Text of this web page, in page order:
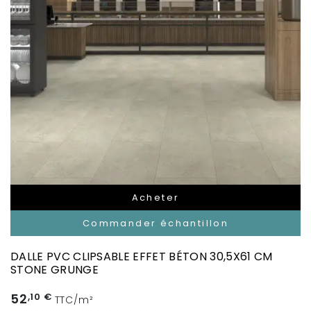
Acheter
Commander échantillon
DALLE PVC CLIPSABLE EFFET BÉTON 30,5X61 CM
STONE GRUNGE
52,10 € TTC/m²